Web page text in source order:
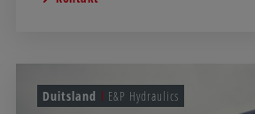
Duitsland E&P Hydraulics